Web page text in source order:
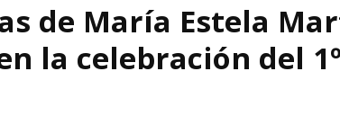
de María Estela
la celebración del